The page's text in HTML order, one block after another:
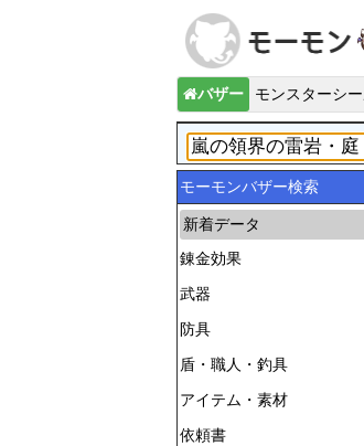
バザー モンスターシ
モーモンバザー検索
新着データ
錬金効果
武器
防具
盾・職人・釣具
アイテム・素材
依頼書